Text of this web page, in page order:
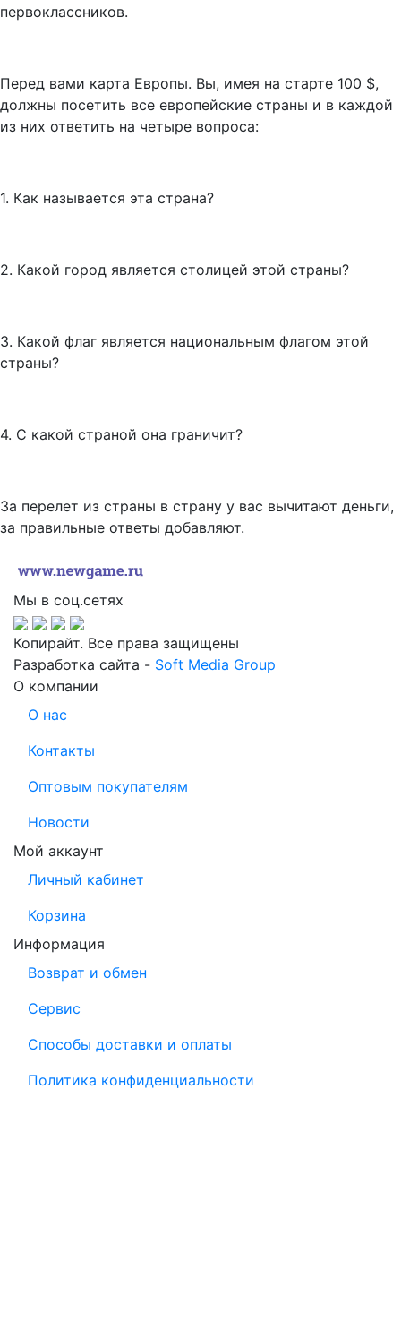
первоклассников.
Перед вами карта Европы. Вы, имея на старте 100 $,
должны посетить все европейские страны и в каждой
из них ответить на четыре вопроса:
1. Как называется эта страна?
2. Какой город является столицей этой страны?
3. Какой флаг является национальным флагом этой
страны?
4. С какой страной она граничит?
За перелет из страны в страну у вас вычитают деньги,
за правильные ответы добавляют.
Мы в соц.сетях
Копирайт. Все права защищены
Разработка сайта - Soft Media Group
О компании
О нас
Контакты
Оптовым покупателям
Новости
Мой аккаунт
Личный кабинет
Корзина
Информация
Возврат и обмен
Сервис
Способы доставки и оплаты
Политика конфиденциальности